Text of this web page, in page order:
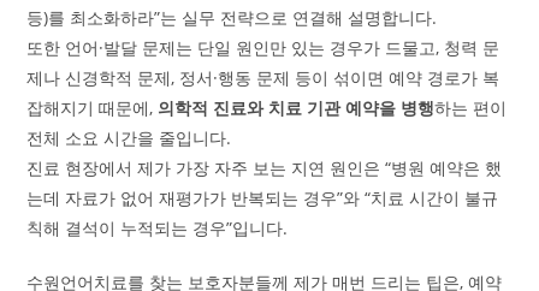
등)를 최소화하라”는 실무 전략으로 연결해 설명합니다.
또한 언어·발달 문제는 단일 원인만 있는 경우가 드물고, 청력 문
제나 신경학적 문제, 정서·행동 문제 등이 섞이면 예약 경로가 복
잡해지기 때문에, 의학적 진료와 치료 기관 예약을 병행하는 편이
전체 소요 시간을 줄입니다.
진료 현장에서 제가 가장 자주 보는 지연 원인은 “병원 예약은 했
는데 자료가 없어 재평가가 반복되는 경우”와 “치료 시간이 불규
칙해 결석이 누적되는 경우”입니다.
수원언어치료를 찾는 보호자분들께 제가 매번 드리는 팁은, 예약